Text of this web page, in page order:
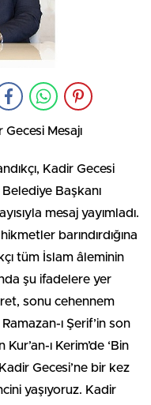
Gecesi Mesajı
Kadir Gecesi
Belediye Başkanı
mesaj yayımladı.
barındırdığına
tüm İslam âleminin
şu ifadelere yer
sonu cehennem
ı Şerif’in son
ı Kerim’de ‘Bin
Gecesi’ne bir kez
yaşıyoruz. Kadir